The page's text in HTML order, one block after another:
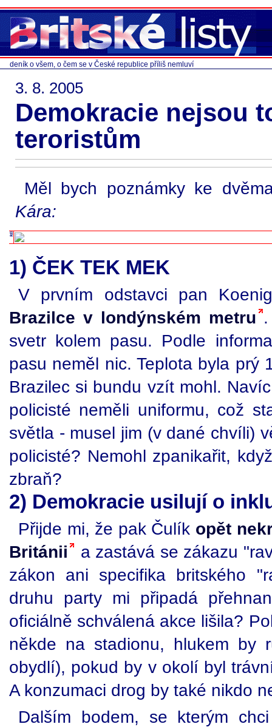
deník o všem, o čem se v České republice příliš nemluví
3. 8. 2005
Demokracie nejsou
teroristům
Měl bych poznámky ke
Kára:
1) ČEK TEK MEK
V prvním odstavci pan
Brazilce v londýnském metru
svetr kolem pasu. Podle
pasu neměl nic. Teplota byla prý
Brazilec si bundu vzít mohl.
policisté neměli uniformu, což
světla - musel jim (v dané chvíli)
policisté? Nemohl zpanikařit,
zbraň?
2) Demokracie usilují o
Přijde mi, že pak Čulík opět
Británii
a zastává se zákazu
zákon ani specifika britského
druhu party mi připadá
oficiálně schválená akce lišila?
někde na stadionu, hlukem by
obydlí), pokud by v okolí byl
A konzumaci drog by také nikdo
Dalším bodem, se kterým